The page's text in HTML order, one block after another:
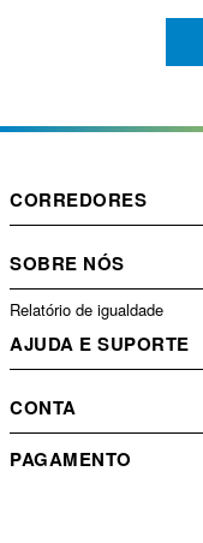
CORREDORES
SOBRE NÓS
Relatório de igualdade
AJUDA E SUPORTE
CONTA
PAGAMENTO